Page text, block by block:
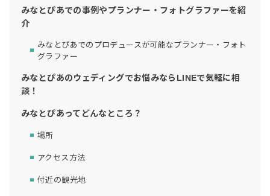
みなとぴあでの事例やプランナー・フォトグラファーを紹
介
みなとぴあでのプロデュースが可能なプランナー・フォト
グラファー
みなとぴあのウェディングでお悩みならLINEで気軽に相
談！
みなとぴあってどんなところ？
場所
アクセス方法
付近の観光地